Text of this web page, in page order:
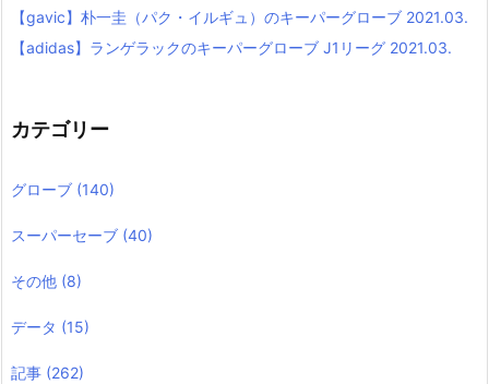
【gavic】朴一圭（パク・イルギュ）のキーパーグローブ 2021.03.
【adidas】ランゲラックのキーパーグローブ J1リーグ 2021.03.
カテゴリー
グローブ (140)
スーパーセーブ (40)
その他 (8)
データ (15)
記事 (262)